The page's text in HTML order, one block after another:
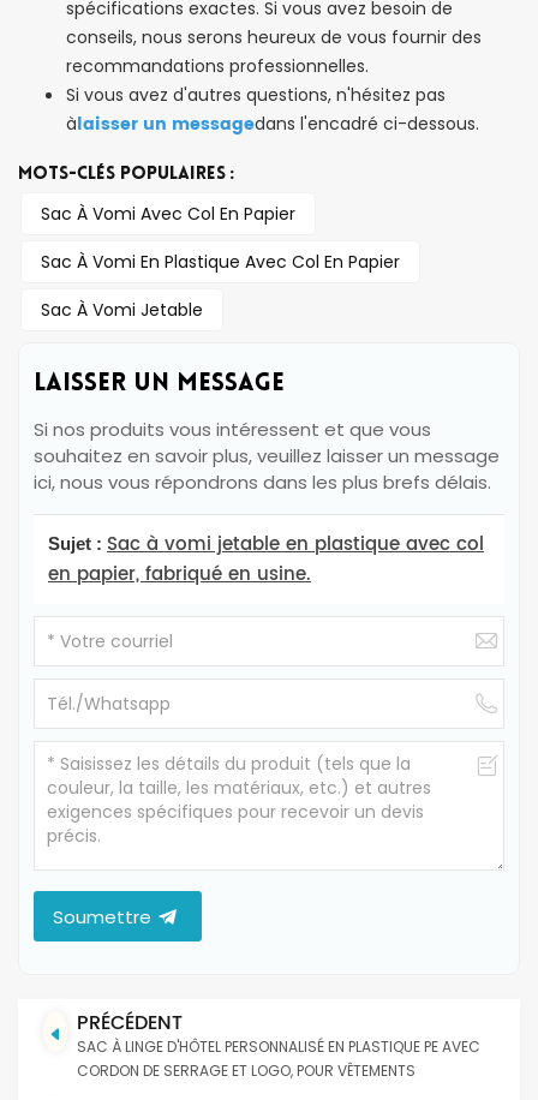
spécifications exactes. Si vous avez besoin de
conseils, nous serons heureux de vous fournir des
recommandations professionnelles.
Si vous avez d'autres questions, n'hésitez pas
àlaisser un messagedans l'encadré ci-dessous.
MOTS-CLÉS POPULAIRES :
Sac À Vomi Avec Col En Papier
Sac À Vomi En Plastique Avec Col En Papier
Sac À Vomi Jetable
LAISSER UN MESSAGE
Si nos produits vous intéressent et que vous
souhaitez en savoir plus, veuillez laisser un message
ici, nous vous répondrons dans les plus brefs délais.
Sujet : Sac à vomi jetable en plastique avec col
en papier, fabriqué en usine.
Soumettre
PRÉCÉDENT
SAC À LINGE D'HÔTEL PERSONNALISÉ EN PLASTIQUE PE AVEC
CORDON DE SERRAGE ET LOGO, POUR VÊTEMENTS